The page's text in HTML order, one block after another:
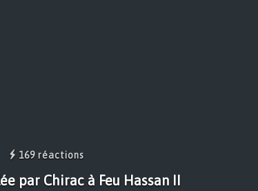
169 réactions
par Chirac à Feu Hassan II